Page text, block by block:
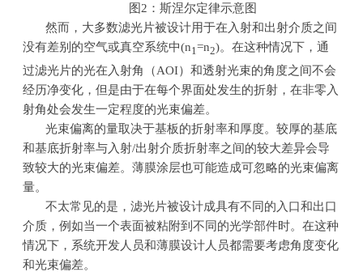
图 2 ：斯涅尔定律示意图
然而，大多数滤光片被设计用于在入射和出射介质之间
没有差别的空气或真空系统中(n1=n2)。在这种情况下，通
过滤光片的光在入射角（AOI）和透射光束的角度之间不会
经历净变化，但是由于在每个界面处发生的折射，在非零入
射角处会发生一定程度的光束偏差。
光束偏离的量取决于基板的折射率和厚度。较厚的基底
和基底折射率与入射/出射介质折射率之间的较大差异会导
致较大的光束偏差。薄膜涂层也可能造成可忽略的光束偏离
量。
不太常见的是，滤光片被设计成具有不同的入口和出口
介质，例如当一个表面被粘附到不同的光学部件时。在这种
情况下，系统开发人员和薄膜设计人员都需要考虑角度变化
和光束偏差。